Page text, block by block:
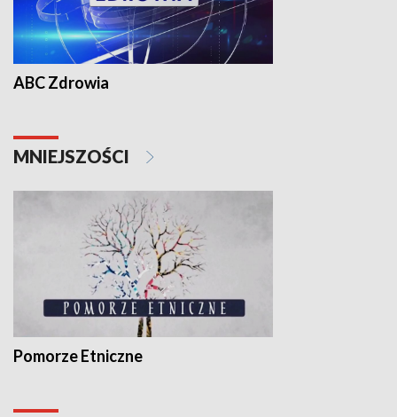
ABC Zdrowia
MNIEJSZOŚCI
Pomorze Etniczne